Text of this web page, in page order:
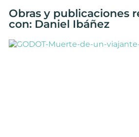
Obras y publicaciones
con: Daniel Ibáñez